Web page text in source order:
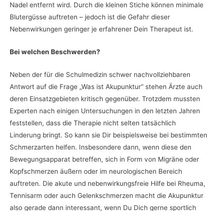
Nadel entfernt wird. Durch die kleinen Stiche können minimale
Blutergüsse auftreten – jedoch ist die Gefahr dieser
Nebenwirkungen geringer je erfahrener Dein Therapeut ist.
Bei welchen Beschwerden?
Neben der für die Schulmedizin schwer nachvollziehbaren
Antwort auf die Frage „Was ist Akupunktur“ stehen Ärzte auch
deren Einsatzgebieten kritisch gegenüber. Trotzdem mussten
Experten nach einigen Untersuchungen in den letzten Jahren
feststellen, dass die Therapie nicht selten tatsächlich
Linderung bringt. So kann sie Dir beispielsweise bei bestimmten
Schmerzarten helfen. Insbesondere dann, wenn diese den
Bewegungsapparat betreffen, sich in Form von Migräne oder
Kopfschmerzen äußern oder im neurologischen Bereich
auftreten. Die akute und nebenwirkungsfreie Hilfe bei Rheuma,
Tennisarm oder auch Gelenkschmerzen macht die Akupunktur
also gerade dann interessant, wenn Du Dich gerne sportlich